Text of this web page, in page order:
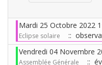
Mardi 25 Octobre 2022
Eclipse solaire
::
Vendredi 04 Novembre
Assemblée Générale
::